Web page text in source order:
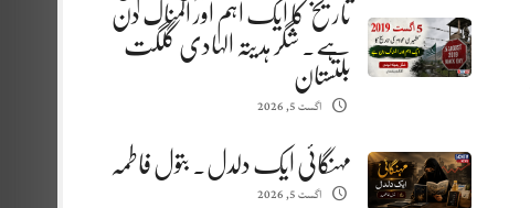
تاریخ کا ایک اہم اور المناک دن
ہے. شگر ہدیتہ الہادی گلگت
بلتستان
اگست 5, 2026
مہنگائی ایک دلدل. بتول فاطمہ
اگست 5, 2026